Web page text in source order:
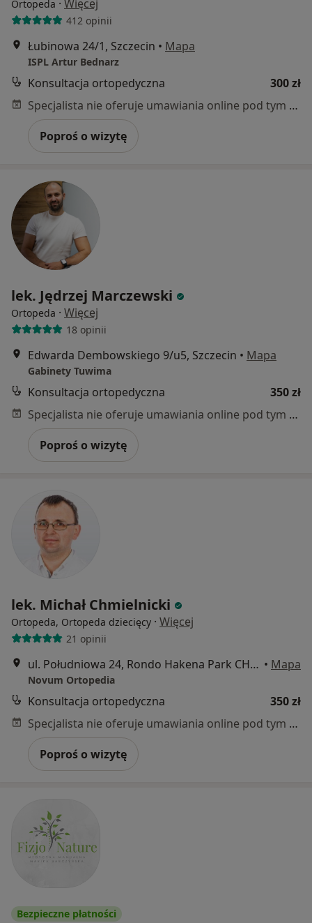
Ortopeda · Więcej
412 opinii
Łubinowa 24/1, Szczecin • Mapa
ISPL Artur Bednarz
Konsultacja ortopedyczna
300 zł
Specjalista nie oferuje umawiania online pod tym adresem.
Poproś o wizytę
lek. Jędrzej Marczewski
Ortopeda · Więcej
18 opinii
Edwarda Dembowskiego 9/u5, Szczecin • Mapa
Gabinety Tuwima
Konsultacja ortopedyczna
350 zł
Specjalista nie oferuje umawiania online pod tym adresem.
Poproś o wizytę
lek. Michał Chmielnicki
Ortopeda, Ortopeda dziecięcy · Więcej
21 opinii
ul. Południowa 24, Rondo Hakena Park CH, Szczecin • Mapa
Novum Ortopedia
Konsultacja ortopedyczna
350 zł
Specjalista nie oferuje umawiania online pod tym adresem.
Poproś o wizytę
Bezpieczne płatności